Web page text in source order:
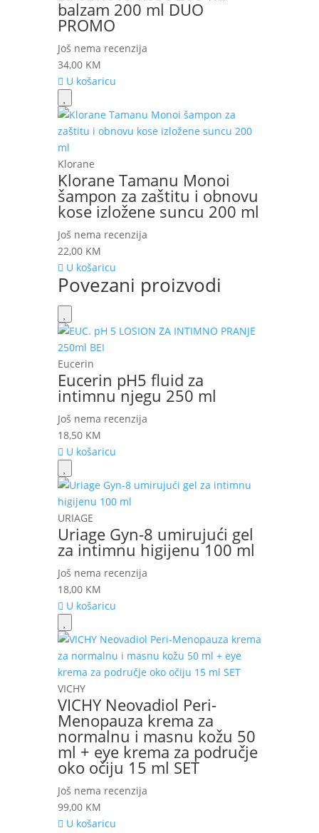
balzam 200 ml DUO
PROMO
Još nema recenzija
34,00 KM
U košaricu
Klorane
Klorane Tamanu Monoi
šampon za zaštitu i obnovu
kose izložene suncu 200 ml
Još nema recenzija
22,00 KM
U košaricu
Povezani proizvodi
Eucerin
Eucerin pH5 fluid za
intimnu njegu 250 ml
Još nema recenzija
18,50 KM
U košaricu
URIAGE
Uriage Gyn-8 umirujući gel
za intimnu higijenu 100 ml
Još nema recenzija
18,00 KM
U košaricu
VICHY
VICHY Neovadiol Peri-
Menopauza krema za
normalnu i masnu kožu 50
ml + eye krema za područje
oko očiju 15 ml SET
Još nema recenzija
99,00 KM
U košaricu